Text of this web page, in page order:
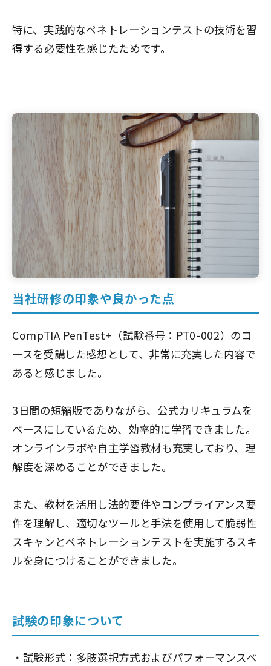
特に、実践的なペネトレーションテストの技術を習
得する必要性を感じたためです。
当社研修の印象や良かった点
CompTIA PenTest+（試験番号：PT0-002）のコ
ースを受講した感想として、非常に充実した内容で
あると感じました。
3日間の短縮版でありながら、公式カリキュラムを
ベースにしているため、効率的に学習できました。
オンラインラボや自主学習教材も充実しており、理
解度を深めることができました。
また、教材を活用し法的要件やコンプライアンス要
件を理解し、適切なツールと手法を使用して脆弱性
スキャンとペネトレーションテストを実施するスキ
ルを身につけることができました。
試験の印象について
・試験形式：多肢選択方式およびパフォーマンスベ